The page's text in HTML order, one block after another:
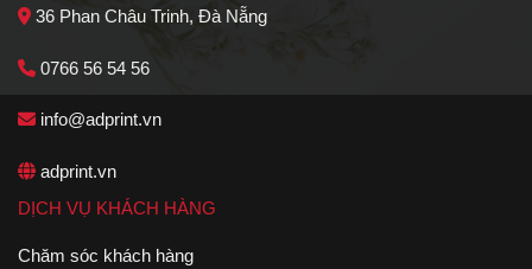
36 Phan Châu Trinh, Đà Nẵng
0766 56 54 56
info@adprint.vn
adprint.vn
DỊCH VỤ KHÁCH HÀNG
Chăm sóc khách hàng